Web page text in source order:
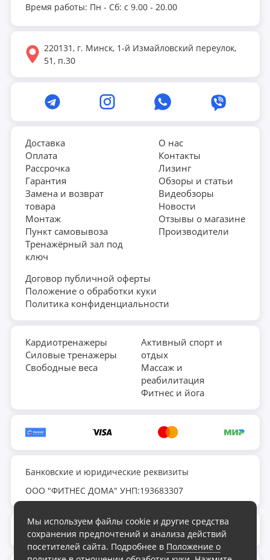
Мы используем файлы cookie и другие средства
сохранения предпочтений и анализа действий
посетителей сайта. Подробнее в Положение о
Время работы: Пн - Сб: с 9.00 - 20.00
220131, г. Минск, 1-й Измайловский переулок,
51, п.30
Доставка
Оплата
Рассрочка
Гарантия
Замена и возврат
товара
Монтаж
Пункт самовывоза
Тренажёрный зал под
ключ
О нас
Контакты
Лизинг
Обзоры и статьи
Видеобзоры
Новости
Отзывы о магазине
Производители
Договор публичной оферты
Положение о обработки куки
Политика конфиденциальности
Кардиотренажеры
Силовые тренажеры
Свободные веса
Активный спорт и
отдых
Массаж и
реабилитация
Фитнес и йога
Банковские и юридические реквизиты
ООО "ФИТНЕС ДОМА" УНП:193683307
fds.by@yandex.ru